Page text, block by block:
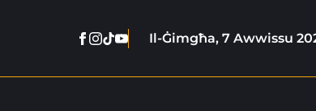
Facebook
Instagram
Tiktok
YoutubeIl-Ġimgħa, 7 Awwissu